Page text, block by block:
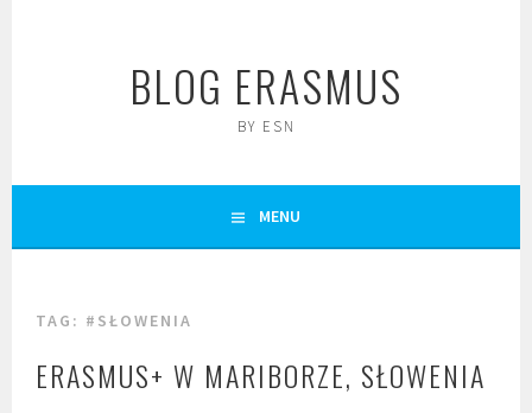
BLOG ERASMUS
BY ESN
MENU
TAG: #SŁOWENIA
ERASMUS+ W MARIBORZE, SŁOWENIA